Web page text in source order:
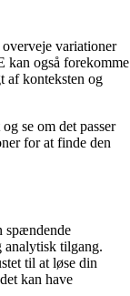
variationer
kan også forekomme
konteksten og
se om det passer
for at finde den
spændende
tilgang.
til at løse din
kan have